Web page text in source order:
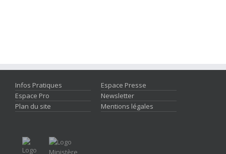
Infos Pratiques
Espace Presse
Espace Pro
Newsletter
Plan du site
Mentions légales